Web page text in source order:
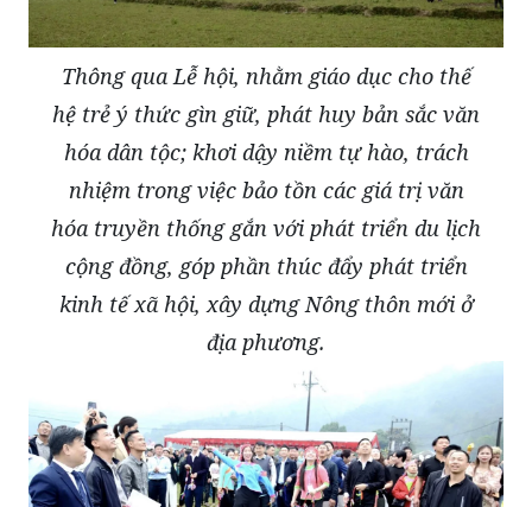
Thông qua Lễ hội, nhằm giáo dục cho thế
hệ trẻ ý thức gìn giữ, phát huy bản sắc văn
hóa dân tộc; khơi dậy niềm tự hào, trách
nhiệm trong việc bảo tồn các giá trị văn
hóa truyền thống gắn với phát triển du lịch
cộng đồng, góp phần thúc đẩy phát triển
kinh tế xã hội, xây dựng Nông thôn mới ở
địa phương.